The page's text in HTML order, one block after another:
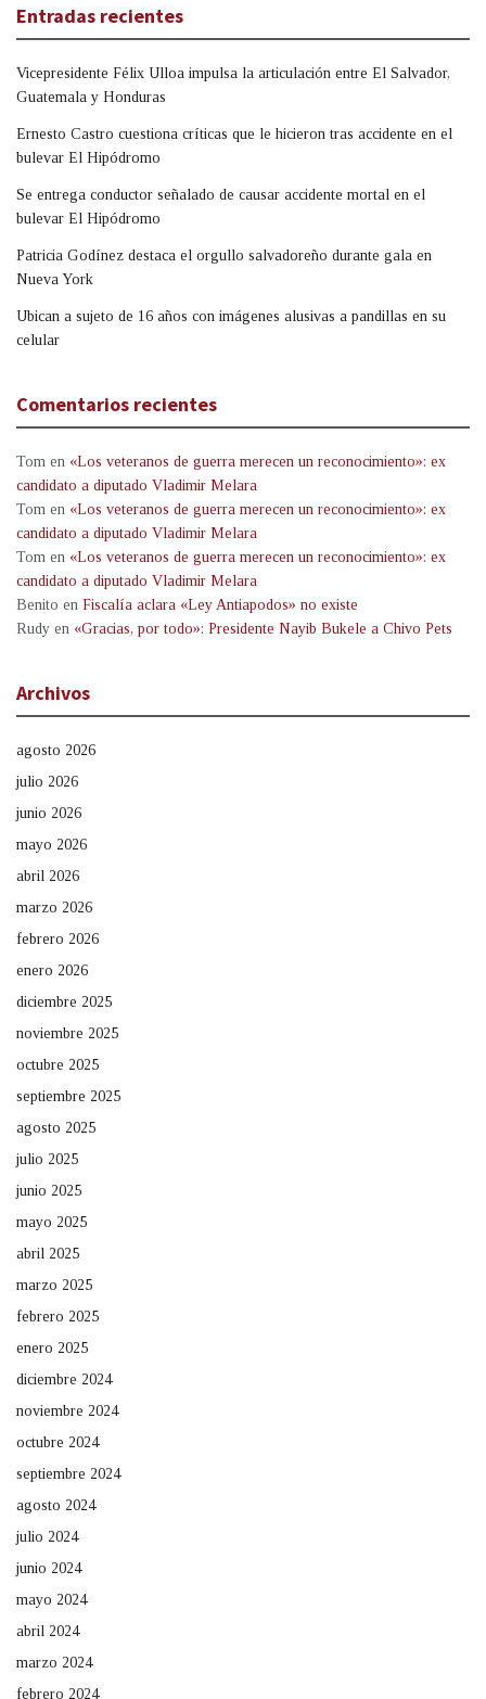
Entradas recientes
Vicepresidente Félix Ulloa impulsa la articulación entre El Salvador,
Guatemala y Honduras
Ernesto Castro cuestiona críticas que le hicieron tras accidente en el
bulevar El Hipódromo
Se entrega conductor señalado de causar accidente mortal en el
bulevar El Hipódromo
Patricia Godínez destaca el orgullo salvadoreño durante gala en
Nueva York
Ubican a sujeto de 16 años con imágenes alusivas a pandillas en su
celular
Comentarios recientes
Tom en «Los veteranos de guerra merecen un reconocimiento»: ex
candidato a diputado Vladimir Melara
Tom en «Los veteranos de guerra merecen un reconocimiento»: ex
candidato a diputado Vladimir Melara
Tom en «Los veteranos de guerra merecen un reconocimiento»: ex
candidato a diputado Vladimir Melara
Benito en Fiscalía aclara «Ley Antiapodos» no existe
Rudy en «Gracias, por todo»: Presidente Nayib Bukele a Chivo Pets
Archivos
agosto 2026
julio 2026
junio 2026
mayo 2026
abril 2026
marzo 2026
febrero 2026
enero 2026
diciembre 2025
noviembre 2025
octubre 2025
septiembre 2025
agosto 2025
julio 2025
junio 2025
mayo 2025
abril 2025
marzo 2025
febrero 2025
enero 2025
diciembre 2024
noviembre 2024
octubre 2024
septiembre 2024
agosto 2024
julio 2024
junio 2024
mayo 2024
abril 2024
marzo 2024
febrero 2024